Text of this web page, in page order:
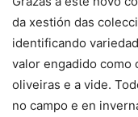
da xestión das
identificando
valor engadido como
oliveiras e a vide.
no campo e en